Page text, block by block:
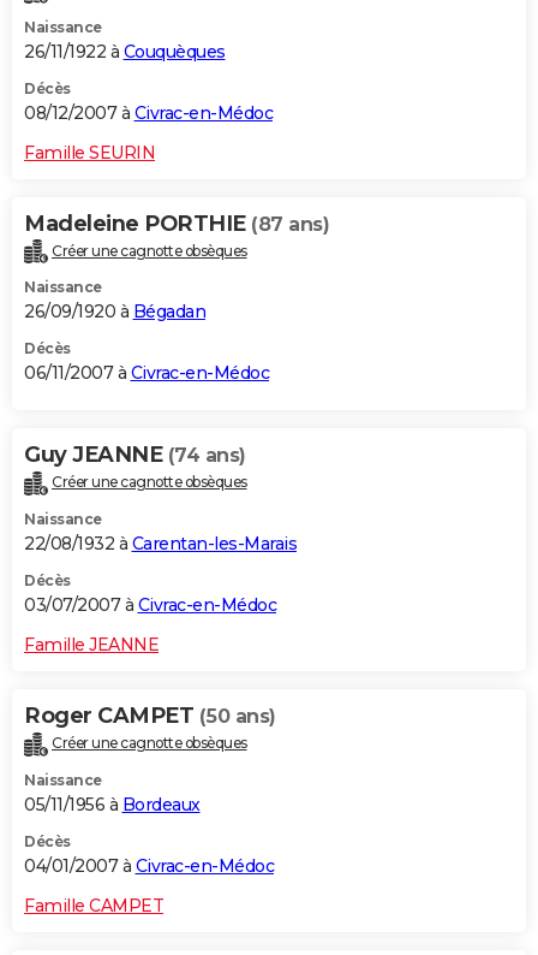
Naissance
26/11/1922 à Couquèques
Décès
08/12/2007 à Civrac-en-Médoc
Famille SEURIN
Madeleine PORTHIE (87 ans)
Créer une cagnotte obsèques
Naissance
26/09/1920 à Bégadan
Décès
06/11/2007 à Civrac-en-Médoc
Guy JEANNE (74 ans)
Créer une cagnotte obsèques
Naissance
22/08/1932 à Carentan-les-Marais
Décès
03/07/2007 à Civrac-en-Médoc
Famille JEANNE
Roger CAMPET (50 ans)
Créer une cagnotte obsèques
Naissance
05/11/1956 à Bordeaux
Décès
04/01/2007 à Civrac-en-Médoc
Famille CAMPET